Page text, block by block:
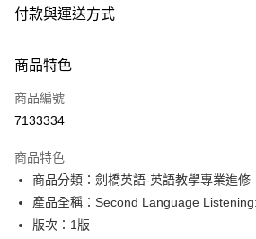
付款與運送方式
信用卡一次付款
超商取貨付款
Google Pay
ATM付款
商品特色
商品編號
7133334
商品特色
商品分類：劍橋英語-英語教學專業進修
產品全稱：Second Language
版次：1版